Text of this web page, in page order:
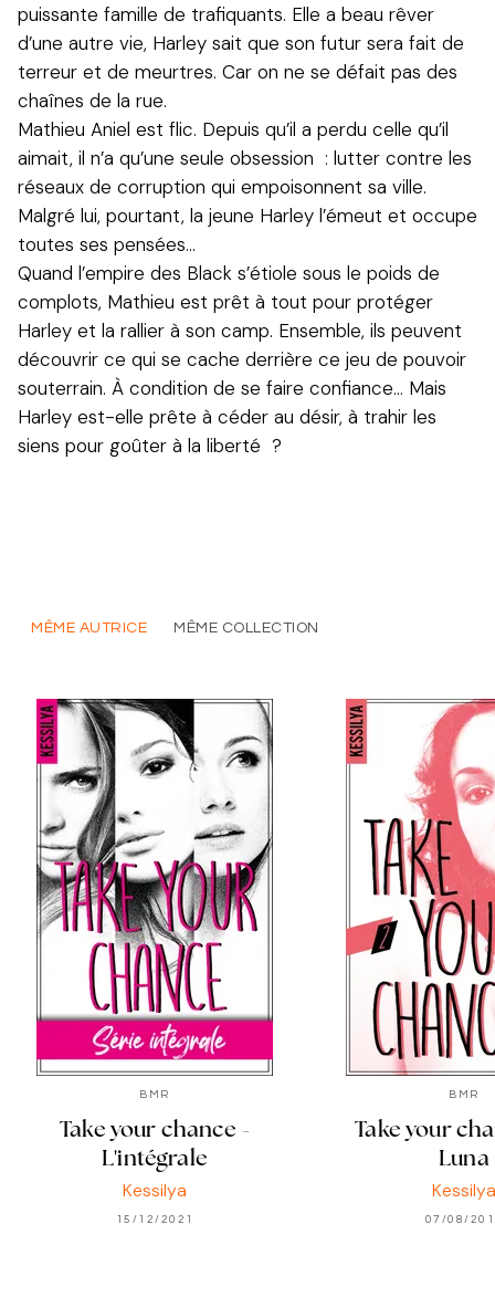
puissante famille de trafiquants. Elle a beau rêver
d’une autre vie, Harley sait que son futur sera fait de
terreur et de meurtres. Car on ne se défait pas des
chaînes de la rue.
Mathieu Aniel est flic. Depuis qu’il a perdu celle qu’il
aimait, il n’a qu’une seule obsession : lutter contre les
réseaux de corruption qui empoisonnent sa ville.
Malgré lui, pourtant, la jeune Harley l’émeut et occupe
toutes ses pensées…
Quand l’empire des Black s’étiole sous le poids de
complots, Mathieu est prêt à tout pour protéger
Harley et la rallier à son camp. Ensemble, ils peuvent
découvrir ce qui se cache derrière ce jeu de pouvoir
souterrain. À condition de se faire confiance… Mais
Harley est-elle prête à céder au désir, à trahir les
siens pour goûter à la liberté ?
MÊME AUTRICE MÊME COLLECTION
BMR
Take your chance -
L'intégrale
Kessilya
15/12/2021
BMR
Take your
Luna
Kessilya
07/08/